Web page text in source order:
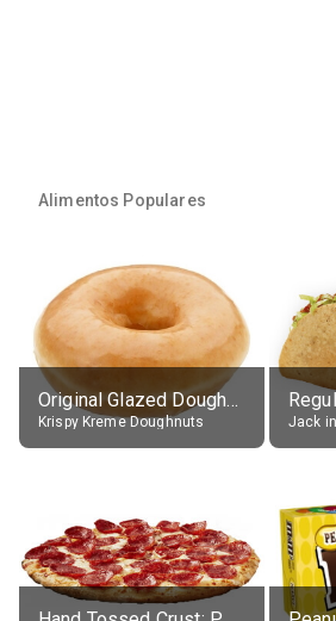
Alimentos Populares
Original Glazed Doughnut
Krispy Kreme Doughnuts Jack